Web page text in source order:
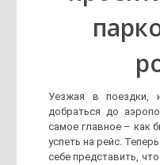
Уезжая в поездки,
добраться до
самое главное – как
успеть на рейс.
себе представить,